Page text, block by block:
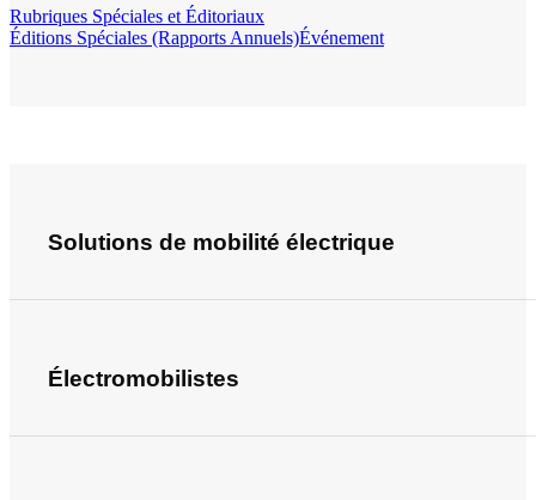
Rubriques Spéciales et Éditoriaux
Éditions Spéciales (Rapports Annuels)Événement
Solutions de mobilité électrique
Électromobilistes